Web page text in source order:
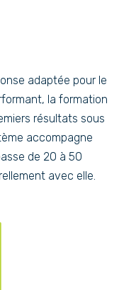
adaptée pour le
la formation
résultats sous
accompagne
de 20 à 50
avec elle.